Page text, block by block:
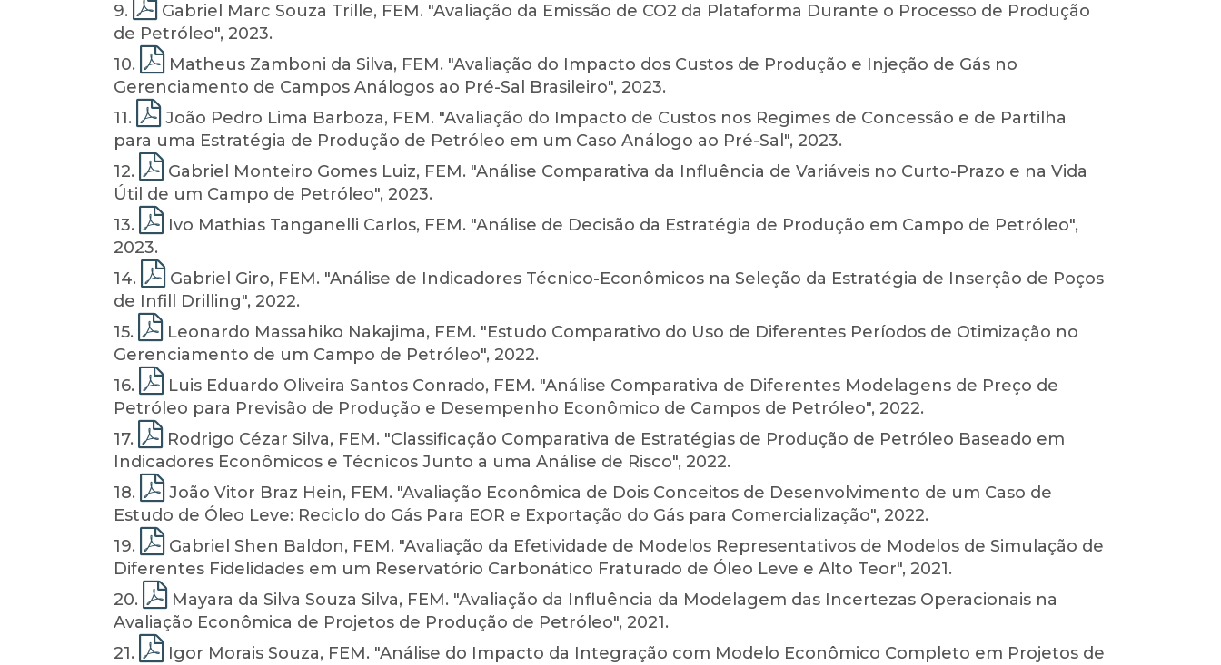
9.
Gabriel Marc Souza Trille, FEM. "Avaliação da Emissão de CO2 da Plataforma Durante o Processo de Produção
de Petróleo", 2023.
10.
Matheus Zamboni da Silva, FEM. "Avaliação do Impacto dos Custos de Produção e Injeção de Gás no
Gerenciamento de Campos Análogos ao Pré-Sal Brasileiro", 2023.
11.
João Pedro Lima Barboza, FEM. "Avaliação do Impacto de Custos nos Regimes de Concessão e de Partilha
para uma Estratégia de Produção de Petróleo em um Caso Análogo ao Pré-Sal", 2023.
12.
Gabriel Monteiro Gomes Luiz, FEM. "Análise Comparativa da Influência de Variáveis no Curto-Prazo e na Vida
Útil de um Campo de Petróleo", 2023.
13.
Ivo Mathias Tanganelli Carlos, FEM. "Análise de Decisão da Estratégia de Produção em Campo de Petróleo",
2023.
14.
Gabriel Giro, FEM. "Análise de Indicadores Técnico-Econômicos na Seleção da Estratégia de Inserção de Poços
de Infill Drilling", 2022.
15.
Leonardo Massahiko Nakajima, FEM. "Estudo Comparativo do Uso de Diferentes Períodos de Otimização no
Gerenciamento de um Campo de Petróleo", 2022.
16.
Luis Eduardo Oliveira Santos Conrado, FEM. "Análise Comparativa de Diferentes Modelagens de Preço de
Petróleo para Previsão de Produção e Desempenho Econômico de Campos de Petróleo", 2022.
17.
Rodrigo Cézar Silva, FEM. "Classificação Comparativa de Estratégias de Produção de Petróleo Baseado em
Indicadores Econômicos e Técnicos Junto a uma Análise de Risco", 2022.
18.
João Vitor Braz Hein, FEM. "Avaliação Econômica de Dois Conceitos de Desenvolvimento de um Caso de
Estudo de Óleo Leve: Reciclo do Gás Para EOR e Exportação do Gás para Comercialização", 2022.
19.
Gabriel Shen Baldon, FEM. "Avaliação da Efetividade de Modelos Representativos de Modelos de Simulação de
Diferentes Fidelidades em um Reservatório Carbonático Fraturado de Óleo Leve e Alto Teor", 2021.
20.
Mayara da Silva Souza Silva, FEM. "Avaliação da Influência da Modelagem das Incertezas Operacionais na
Avaliação Econômica de Projetos de Produção de Petróleo", 2021.
21.
Igor Morais Souza, FEM. "Análise do Impacto da Integração com Modelo Econômico Completo em Projetos de